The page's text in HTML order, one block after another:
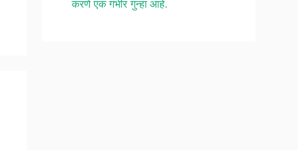
करणे एक गंभीर गुन्हा आहे.